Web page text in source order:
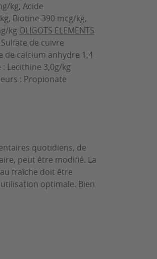
kg, Acide
Biotine 390 mcg/kg,
kg OLIGOTS ELEMENTS
de cuivre
de calcium anhydre 1,4
: Lecithine 3,0g/kg
: Propionate
quotidiens, de
peut être modifié. La
fraîche doit être
optimale. Bien